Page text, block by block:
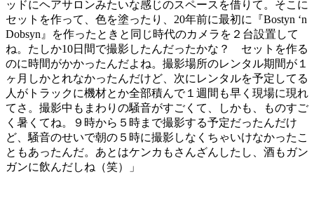
ッドにヘアサロンみたいな感じのスペースを借りて。そこに
セットを作って、色を塗ったり、20年前に最初に『Bostyn ‘n
Dobsyn』を作ったときと同じ時代のカメラを２台設置して
ね。たしか10日間で撮影したんだったかな？ セットを作る
のに時間がかかったんだよね。撮影場所のレンタル期間が１
ヶ月しかとれなかったんだけど、次にレンタルを予定してる
人がトラックに機材とか全部積んで１週間も早く現場に現れ
てさ。撮影中もまわりの騒音がすごくて、しかも、ものすご
く暑くてね。９時から５時まで撮影する予定だったんだけ
ど、騒音のせいで朝の５時に撮影しなくちゃいけなかったこ
ともあったんだ。あとはケンカもさんざんしたし、酒もガン
ガンに飲んだしね（笑）」